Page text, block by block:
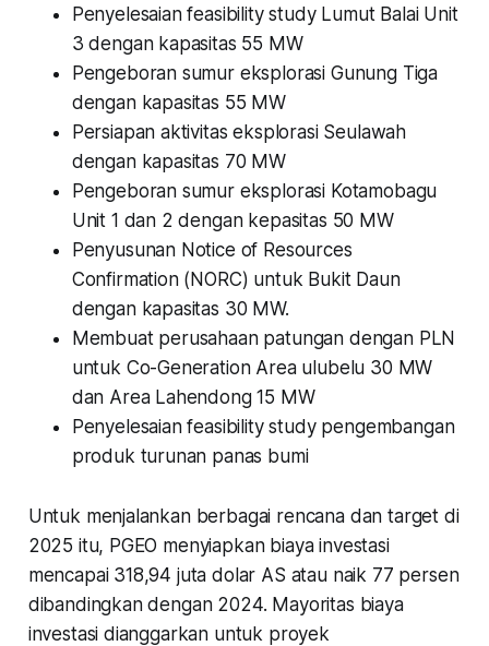
Penyelesaian feasibility study Lumut Balai Unit
3 dengan kapasitas 55 MW
Pengeboran sumur eksplorasi Gunung Tiga
dengan kapasitas 55 MW
Persiapan aktivitas eksplorasi Seulawah
dengan kapasitas 70 MW
Pengeboran sumur eksplorasi Kotamobagu
Unit 1 dan 2 dengan kepasitas 50 MW
Penyusunan Notice of Resources
Confirmation (NORC) untuk Bukit Daun
dengan kapasitas 30 MW.
Membuat perusahaan patungan dengan PLN
untuk Co-Generation Area ulubelu 30 MW
dan Area Lahendong 15 MW
Penyelesaian feasibility study pengembangan
produk turunan panas bumi
Untuk menjalankan berbagai rencana dan target di
2025 itu, PGEO menyiapkan biaya investasi
mencapai 318,94 juta dolar AS atau naik 77 persen
dibandingkan dengan 2024. Mayoritas biaya
investasi dianggarkan untuk proyek